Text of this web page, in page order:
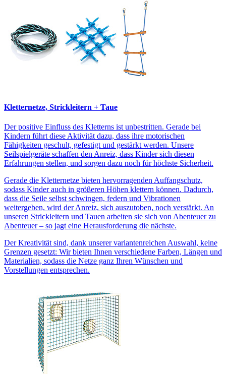
Kletternetze, Strickleitern + Taue
Der positive Einfluss des Kletterns ist unbestritten. Gerade bei
Kindern führt diese Aktivität dazu, dass ihre motorischen
Fähigkeiten geschult, gefestigt und gestärkt werden. Unsere
Seilspielgeräte schaffen den Anreiz, dass Kinder sich diesen
Erfahrungen stellen, und sorgen dazu noch für höchste Sicherheit.
Gerade die Kletternetze bieten hervorragenden Auffangschutz,
sodass Kinder auch in größeren Höhen klettern können. Dadurch,
dass die Seile selbst schwingen, federn und Vibrationen
weitergeben, wird der Anreiz, sich auszutoben, noch verstärkt. An
unseren Strickleitern und Tauen arbeiten sie sich von Abenteuer zu
Abenteuer – so jagt eine Herausforderung die nächste.
Der Kreativität sind, dank unserer variantenreichen Auswahl, keine
Grenzen gesetzt: Wir bieten Ihnen verschiedene Farben, Längen und
Materialien, sodass die Netze ganz Ihren Wünschen und
Vorstellungen entsprechen.